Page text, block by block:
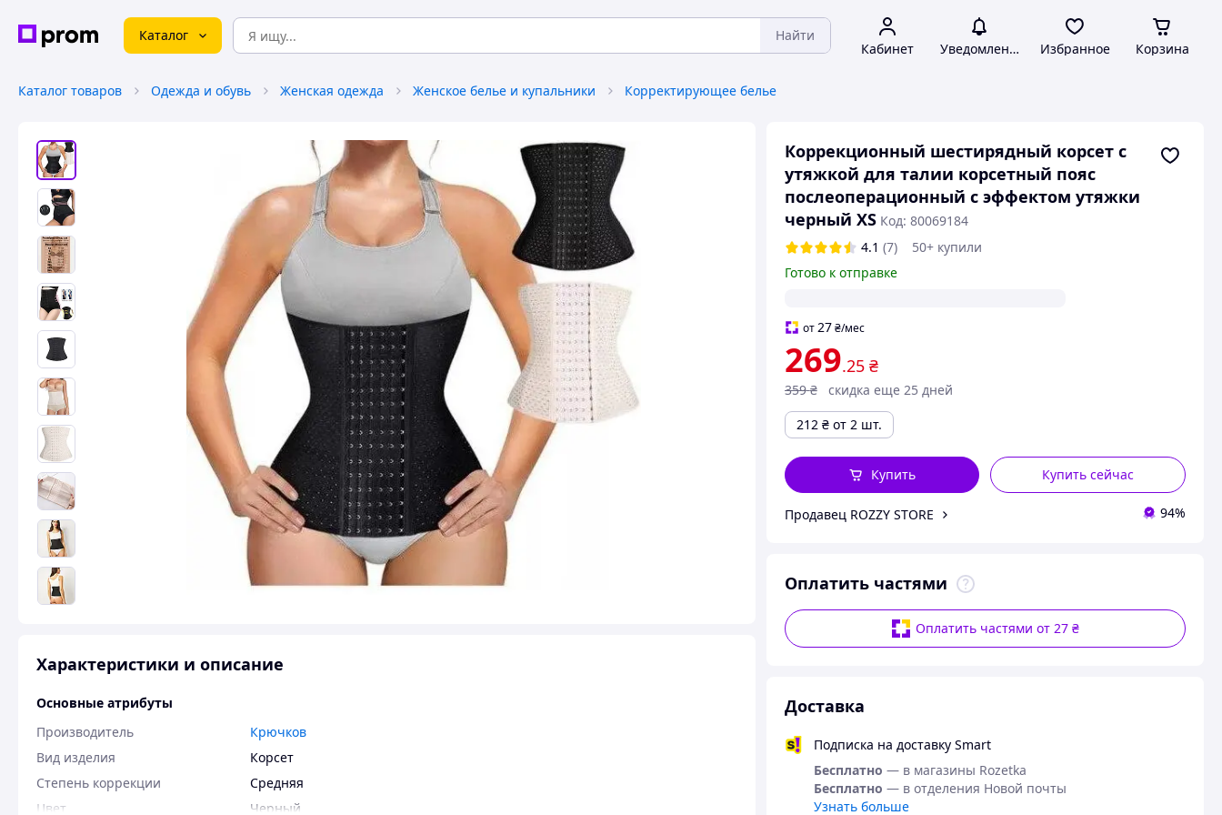
Каталог Найти
Кабинет Уведомления Избранное Корзина
Каталог товаров Одежда и обувь Женская одежда Женское белье и купальники Корректирующее белье
Коррекционный шестирядный корсет с
утяжкой для талии корсетный пояс
послеоперационный с эффектом утяжки
черный XS Код: 80069184
4.1 (7)
50+ купили
Готово к отправке
от27 ₴/мес
269.25 ₴
359 ₴
скидка еще 25 дней
212 ₴ от 2 шт.
Купить сейчас
Купить
Продавец ROZZY STORE 94%
Оплатить частями
Оплатить частями от 27 ₴
Доставка
Подписка на доставку Smart
Бесплатно — в магазины Rozetka
Бесплатно — в отделения Новой почты
Узнать больше
Характеристики и описание
Основные атрибуты
Производитель
Крючков
Вид изделия
Корсет
Степень коррекции
Средняя
Цвет
Черный